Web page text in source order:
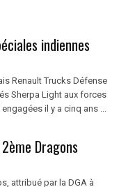
indiennes
Renault Trucks Défense
Sherpa Light aux forces
il y a cinq ans ...
Dragons
attribué par la DGA à